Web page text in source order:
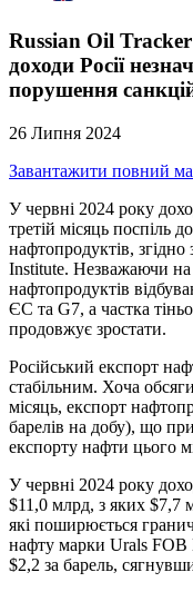
Russian Oil
доходи Росії
порушення
26 Липня 2024
Завантажити повний
У червні 2024 року
третій місяць поспіль
нафтопродуктів,
Institute. Незважаючи
нафтопродуктів
ЄС та G7, а частка
продовжує зростати.
Російський експорт
стабільним. Хоча
місяць, експорт
барелів на добу), що
експорту нафти цього
У червні 2024 року
$11,0 млрд, з яких $7,7
які поширюється
нафту марки Urals FOB
$2,2 за барель,